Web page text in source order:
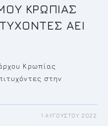
ΚΡΩΠΙΑΣ
ΑΕΙ
Κρωπίας
στην
1 ΑΥΓΟΎΣΤΟΥ 2022